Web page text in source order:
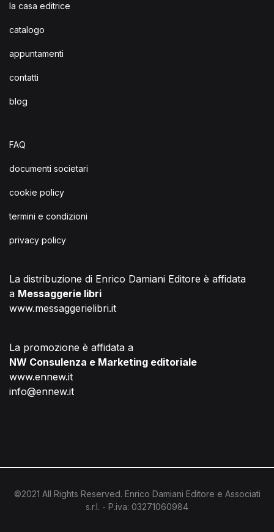
la casa editrice
catalogo
appuntamenti
contatti
blog
FAQ
documenti societari
cookie policy
termini e condizioni
privacy policy
La distribuzione di Enrico Damiani Editore è affidata
a Messaggerie libri
www.messaggerielibri.it
La promozione è affidata a
NW Consulenza e Marketing editoriale
www.ennew.it
info@ennew.it
©2021 All Rights Reserved. Enrico Damiani Editore e Associati
s.r.l. - P.iva: 03271060984